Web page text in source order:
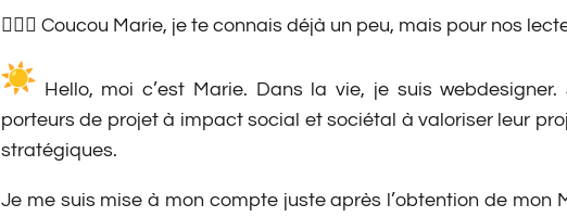
🙋🏽‍♀️ Coucou Marie, je te connais déjà un peu, mais pour nos
Hello, moi c’est Marie. Dans la vie, je suis
porteurs de projet à impact social et sociétal à valoriser leur
stratégiques.
Je me suis mise à mon compte juste après l’obtention de